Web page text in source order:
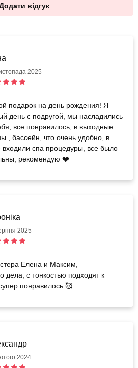
відгук
2025
подарок на день рождения! Я
день с подругой, мы насладились
все понравилось, в выходные
, бассейн, что очень удобно, в
входили спа процедуры, все было
рекомендую ❤️
2025
Елена и Максим,
дела, с тонкостью подходят к
понравилось 🥰
2024